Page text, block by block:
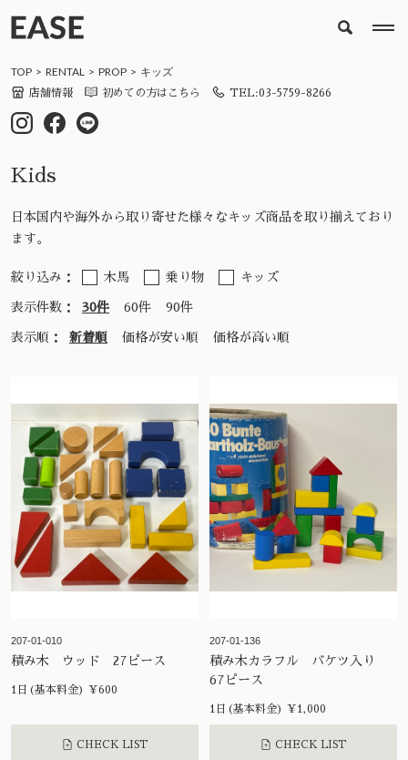
TOP RENTAL PROP キッズ
店舗情報 初めての方はこちら TEL:03-5759-8266
Kids
日本国内や海外から取り寄せた様々なキッズ商品を取り揃えており
ます。
絞り込み： 木馬 乗り物 キッズ
表示件数： 30件 60件 90件
表示順： 新着順 価格が安い順 価格が高い順
207-01-010
積み木 ウッド 27ピース
1日(基本料金) ¥600
CHECK LIST
207-01-136
積み木カラフル バケツ入り
67ピース
1日(基本料金) ¥1,000
CHECK LIST